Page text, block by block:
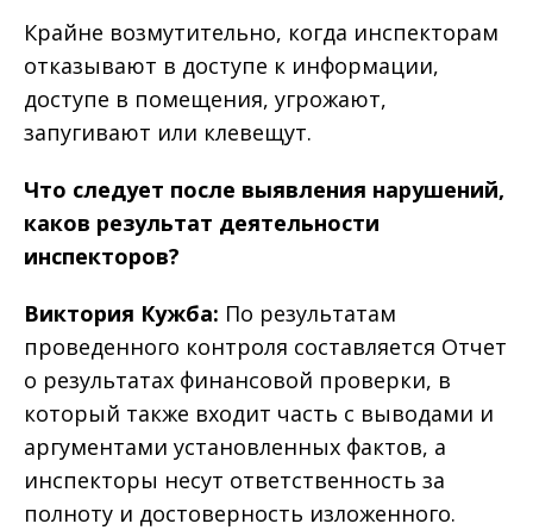
Крайне возмутительно, когда инспекторам
отказывают в доступе к информации,
доступе в помещения, угрожают,
запугивают или клевещут.
Что следует после выявления нарушений,
каков результат деятельности
инспекторов?
Виктория Кужба: По результатам
проведенного контроля составляется Отчет
о результатах финансовой проверки, в
который также входит часть с выводами и
аргументами установленных фактов, а
инспекторы несут ответственность за
полноту и достоверность изложенного.